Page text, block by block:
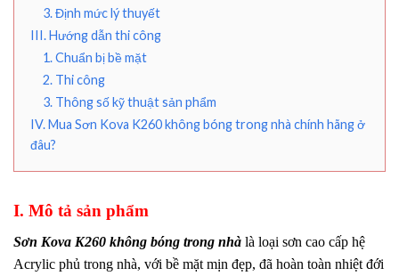
3. Định mức lý thuyết
III. Hướng dẫn thi công
1. Chuẩn bị bề mặt
2. Thi công
3. Thông số kỹ thuật sản phẩm
IV. Mua Sơn Kova K260 không bóng trong nhà chính hãng ở
đâu?
I. Mô tả sản phẩm
Sơn Kova K260 không bóng trong nhà là loại sơn cao cấp hệ
Acrylic phủ trong nhà, với bề mặt mịn đẹp, đã hoàn toàn nhiệt đới